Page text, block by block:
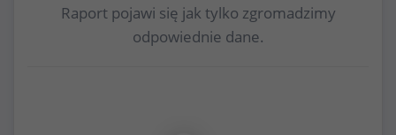
Raport pojawi się jak tylko zgromadzimy
odpowiednie dane.